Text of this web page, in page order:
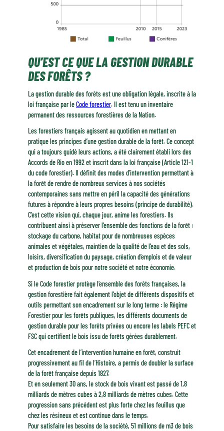
QU’EST CE QUE LA GESTION DURABLE
DES FORÊTS ?
La gestion durable des forêts est une obligation légale, inscrite à la
loi française par leCode forestier. Il est tenu un inventaire
permanent des ressources forestières de la Nation.
Les forestiers français agissent au quotidien en mettant en
pratique les principes d’une gestion durable de la forêt. Ce concept
qui a toujours guidé leurs actions, a été clairement établi lors des
Accords de Rio en 1992 et inscrit dans la loi française (Article 121-1
du code forestier). Il définit des modes d’intervention permettant à
la forêt de rendre de nombreux services à nos sociétés
contemporaines sans mettre en péril la capacité des générations
futures à répondre à leurs propres besoins (principe de durabilité).
C’est cette vision qui, chaque jour, anime les forestiers. Ils
contribuent ainsi à préserver l’ensemble des fonctions de la forêt :
stockage du carbone, habitat pour de nombreuses espèces
animales et végétales, maintien de la qualité de l’eau et des sols,
loisirs, diversification du paysage, création d’emplois et de valeur
et production de bois pour notre société et notre économie.
Si le Code forestier protège l’ensemble des forêts françaises, la
gestion forestière fait également l’objet de différents dispositifs et
outils permettant son encadrement sur le long terme : le Régime
Forestier pour les forêts publiques, les différents documents de
gestion durable pour les forêts privées ou encore les labels PEFC et
FSC qui certifient le bois issu de forêts gérées durablement.
Cet encadrement de l’intervention humaine en forêt, construit
progressivement au fil de l’Histoire, a permis de doubler la surface
de la forêt française depuis 1827.
Et en seulement 30 ans, le stock de bois vivant est passé de 1,8
milliards de mètres cubes à 2,8 milliards de mètres cubes. Cette
progression sans précédent est plus forte chez les feuillus que
chez les résineux et est continue dans le temps.
Pour satisfaire les besoins de la société, 51 millions de m3 de bois